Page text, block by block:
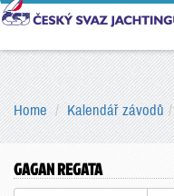
Home Kalendář závodů
GAGAN REGATA